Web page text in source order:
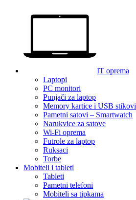
IT oprema
Laptopi
PC monitori
Punjači za laptop
Memory kartice i USB stikovi
Pametni satovi – Smartwatch
Narukvice za satove
Wi-Fi oprema
Futrole za laptop
Ruksaci
Torbe
Mobiteli i tableti
Tableti
Pametni telefoni
Mobiteli sa tipkama